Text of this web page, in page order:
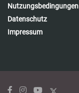
Nutzungsbedingungen
Datenschutz
Impressum